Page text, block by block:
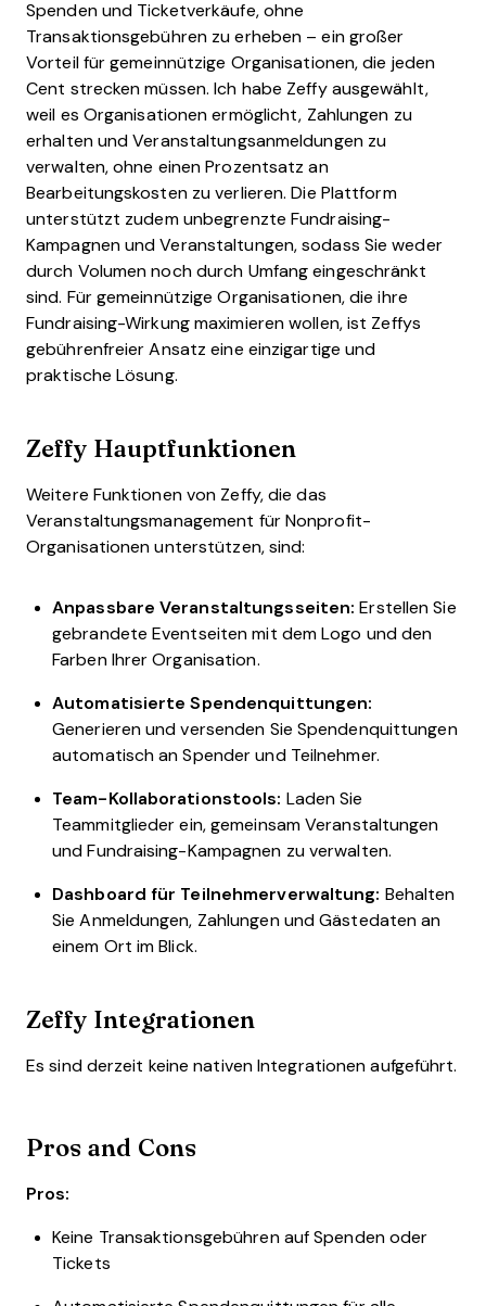
Spenden und Ticketverkäufe, ohne
Transaktionsgebühren zu erheben – ein großer
Vorteil für gemeinnützige Organisationen, die jeden
Cent strecken müssen. Ich habe Zeffy ausgewählt,
weil es Organisationen ermöglicht, Zahlungen zu
erhalten und Veranstaltungsanmeldungen zu
verwalten, ohne einen Prozentsatz an
Bearbeitungskosten zu verlieren. Die Plattform
unterstützt zudem unbegrenzte Fundraising-
Kampagnen und Veranstaltungen, sodass Sie weder
durch Volumen noch durch Umfang eingeschränkt
sind. Für gemeinnützige Organisationen, die ihre
Fundraising-Wirkung maximieren wollen, ist Zeffys
gebührenfreier Ansatz eine einzigartige und
praktische Lösung.
Zeffy Hauptfunktionen
Weitere Funktionen von Zeffy, die das
Veranstaltungsmanagement für Nonprofit-
Organisationen unterstützen, sind:
Anpassbare Veranstaltungsseiten: Erstellen Sie
gebrandete Eventseiten mit dem Logo und den
Farben Ihrer Organisation.
Automatisierte Spendenquittungen:
Generieren und versenden Sie Spendenquittungen
automatisch an Spender und Teilnehmer.
Team-Kollaborationstools: Laden Sie
Teammitglieder ein, gemeinsam Veranstaltungen
und Fundraising-Kampagnen zu verwalten.
Dashboard für Teilnehmerverwaltung: Behalten
Sie Anmeldungen, Zahlungen und Gästedaten an
einem Ort im Blick.
Zeffy Integrationen
Es sind derzeit keine nativen Integrationen aufgeführt.
Pros and Cons
Pros:
Keine Transaktionsgebühren auf Spenden oder
Tickets